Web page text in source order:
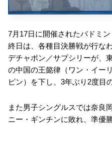
7月17日に開催されたバドミ
終日は、各種目決勝戦が行な
デチャポン／サプシリーが、
の中国の王懿律（ワン・イー
ピン）を下し、3年ぶり2度目
また男子シングルスでは奈良
ニー・ギンチンに敗れ、準優